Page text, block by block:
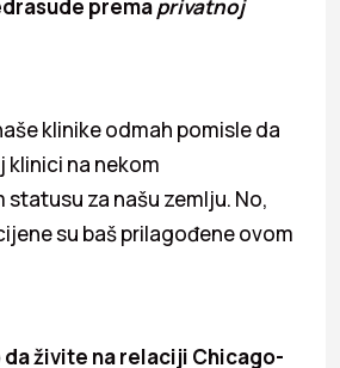
premaprivatnoj
klinike odmah pomisle da
klinici na nekom
za našu zemlju. No,
su baš prilagođene ovom
živite na relaciji Chicago-